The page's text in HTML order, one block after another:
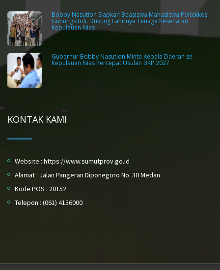
Bobby Nasution Siapkan Beasiswa Mahasiswa Poltekkes
Gunungsitoli, Dukung Lahirnya Tenaga Kesehatan
Kepulauan Nias
Gubernur Bobby Nasution Minta Kepala Daerah se-
Kepulauan Nias Percepat Usulan BKP 2027
KONTAK KAMI
Website : https://www.sumutprov.go.id
Alamat : Jalan Pangeran Diponegoro No. 30 Medan
Kode POS : 20152
Telepon : (061) 4156000